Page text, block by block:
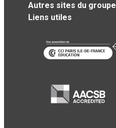
Autres sites du groupe
Liens utiles